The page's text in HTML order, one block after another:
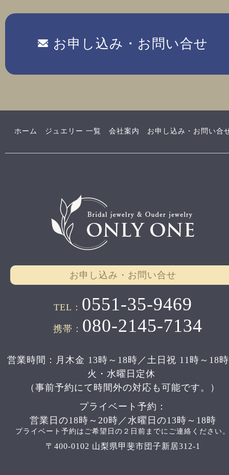
お申し込み・お問い合せ
ホーム ジュエリー 一覧 会社案内 お申し込み・お問い合
お申し込み・お問い合せ
TEL： 0551-35-9469
携帯： 080-2145-7134
営業時間：月木金 13時～18時／土日祝 11時～18
火・水曜日定休
（事前予約にて時間外の対応も可能です。）
プライベート予約：
営業日の18時～20時／水曜日の13時～18時
プライベート予約はご希望日の２日前までにご連絡ください
〒400-0102 山梨県甲斐市団子新居312-1